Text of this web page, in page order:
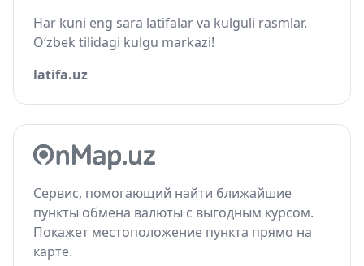
Har kuni eng sara latifalar va kulguli rasmlar.
O‘zbek tilidagi kulgu markazi!
latifa.uz
Сервис, помогающий найти ближайшие
пункты обмена валюты с выгодным курсом.
Покажет местоположение пункта прямо на
карте.